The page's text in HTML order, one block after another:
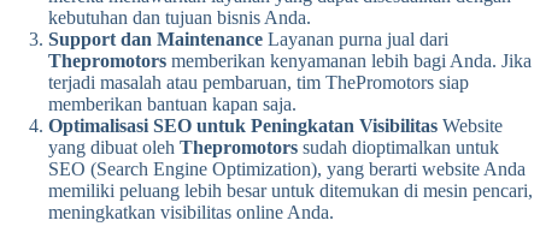
kebutuhan dan tujuan bisnis Anda.
Support dan Maintenance Layanan purna jual dari
Thepromotors memberikan kenyamanan lebih bagi Anda. Jika
terjadi masalah atau pembaruan, tim ThePromotors siap
memberikan bantuan kapan saja.
Optimalisasi SEO untuk Peningkatan Visibilitas Website
yang dibuat oleh Thepromotors sudah dioptimalkan untuk
SEO (Search Engine Optimization), yang berarti website Anda
memiliki peluang lebih besar untuk ditemukan di mesin pencari,
meningkatkan visibilitas online Anda.